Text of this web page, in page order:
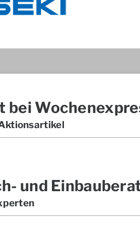
bei
und